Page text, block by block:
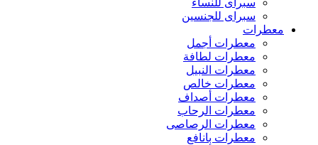
سبراى للجنسين
معطرات
معطرات أجمل
معطرات لطافة
معطرات النبيل
معطرات خالص
معطرات أصداف
معطرات الرحاب
معطرات الرصاصى
معطرات بانافع